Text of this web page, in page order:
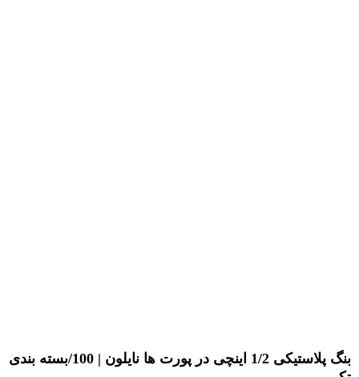
بنگ پلاستیکی 1/2 اینچی در پورت ها نایلون | 100/بسته بندی